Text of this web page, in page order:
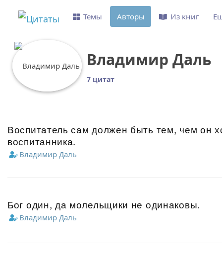
Владимир Даль
7 цитат
Воспитатель сам должен быть тем, чем он
воспитанника.
Владимир Даль
Бог один, да молельщики не одинаковы.
Владимир Даль
Темы Авторы Из книг